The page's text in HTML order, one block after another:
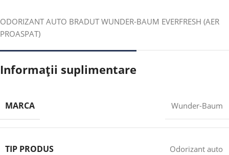
ODORIZANT AUTO BRADUT WUNDER-BAUM EVERFRESH (AER
PROASPAT)
Informații suplimentare
MARCA Wunder-Baum
TIP PRODUS Odorizant auto